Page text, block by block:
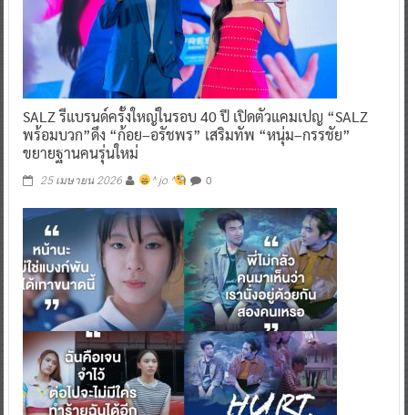
SALZ รีแบรนด์ครั้งใหญ่ในรอบ 40 ปี เปิดตัวแคมเปญ “SALZ
พร้อมบวก”ดึง “ก้อย–อรัชพร” เสริมทัพ “หนุ่ม–กรรชัย”
ขยายฐานคนรุ่นใหม่
25 เมษายน 2026 ^ jo ^ 0